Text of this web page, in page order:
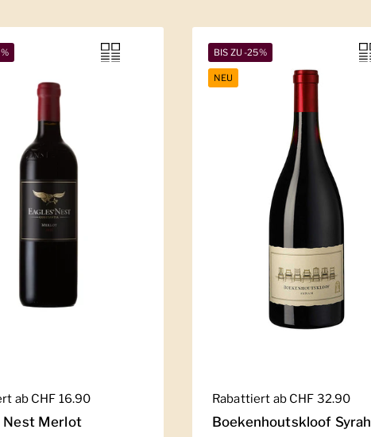
Preis
ab CHF 16.90
Nest Merlot
Regulärer Preis
Rabattiert ab CHF 32.90
Boekenhoutskloof Syrah
BIS ZU -25%
NEU